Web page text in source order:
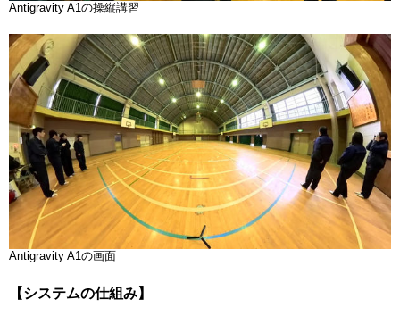
Antigravity A1の操縦講習
Antigravity A1の画面
【システムの仕組み】